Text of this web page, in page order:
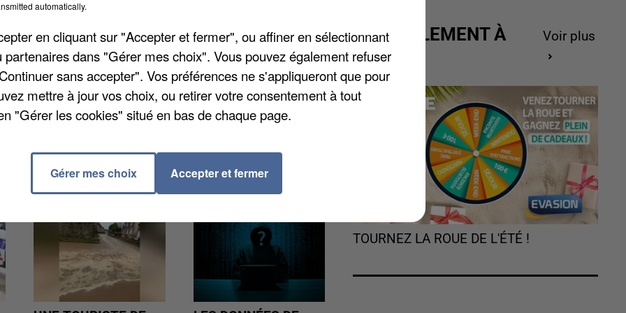
a donc choisi de « renforcer et multiplier des
femmes/hommes dans le monde du travail ».
ou lycéens, que de particuliers ou de
ACTUELLEMENT À
GAGNER
Voir plus
TOURNEZ LA ROUE DE L'ÉTÉ !
automatically.
en cliquant sur "Accepter et fermer", ou affiner en sélectionnant
partenaires dans "Gérer mes choix". Vous pouvez également refuser
sans accepter". Vos préférences ne s'appliqueront que pour
mettre à jour vos choix, ou retirer votre consentement à tout
"Gérer les cookies" situé en bas de chaque page.
Gérer mes choix Accepter et fermer